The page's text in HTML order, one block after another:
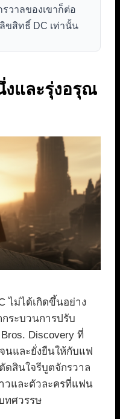
วาลของเขาก็ต่อ
ลิขสิทธิ์ DC เท่านั้น
และรุ่งอรุณ
ไม่ได้เกิดขึ้นอย่าง
ระบวนการปรับ
Discovery ที่
นและยั่งยืนให้กับแฟ
ดสินใจรีบูตจักรวาล
วและตัวละครที่แฟน
ทศวรรษ